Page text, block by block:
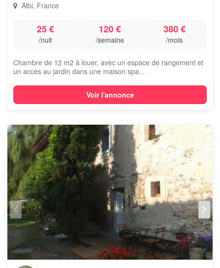
Albi, France
25 €
/nuit
120 €
/semaine
380 €
/mois
Chambre de 12 m2 à louer, avec un espace de rangement et
un accès au jardin dans une maison spa...
Voir l'annonce